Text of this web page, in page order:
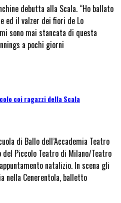
debutta alla Scala. “Ho ballato
ed il valzer dei fiori de Lo
sono mai stancata di questa
a pochi giorni
coi ragazzi della Scala
di Ballo dell’Accademia Teatro
Piccolo Teatro di Milano/Teatro
natalizio. In scena gli
nella Cenerentola, balletto